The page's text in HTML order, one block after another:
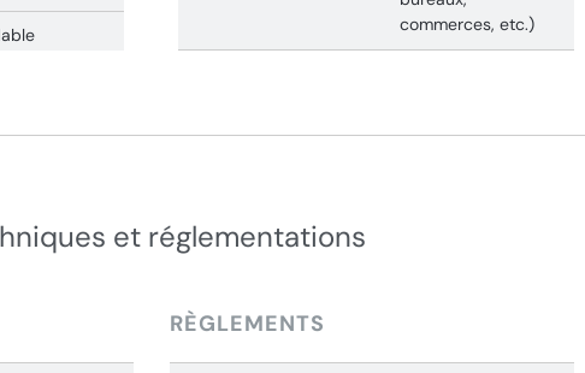
commerces, etc.)
et réglementations
RÈGLEMENTS